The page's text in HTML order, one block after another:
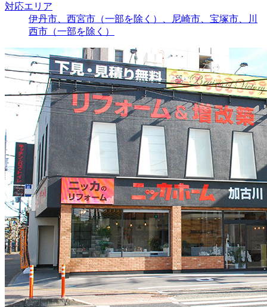
対応エリア
伊丹市、西宮市（一部を除く）、尼崎市、宝塚市、川
西市（一部を除く）